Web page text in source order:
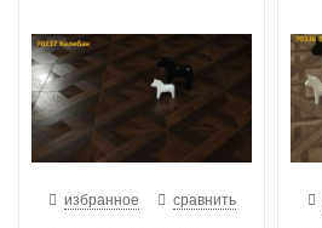
избранное сравнить